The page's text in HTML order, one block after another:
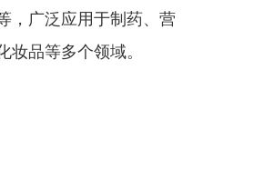
，广泛应用于制药、营
妆品等多个领域。